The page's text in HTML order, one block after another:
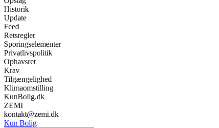
Historik
Update
Feed
Retsregler
Sporingselementer
Privatlivspolitik
Ophavsret
Krav
Tilgængelighed
Klimaomstilling
KunBolig.dk
ZEMI
kontakt@zemi.dk
Kun Bolig